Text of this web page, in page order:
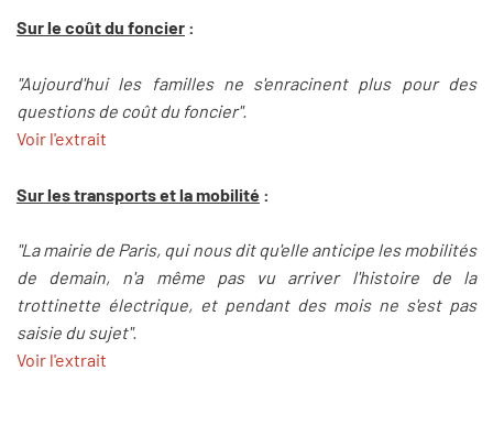
Sur le coût du foncier :
"Aujourd'hui les familles ne s'enracinent plus pour des
questions de coût du foncier".
Voir l'extrait
Sur les transports et la mobilité :
"La mairie de Paris, qui nous dit qu'elle anticipe les mobilités
de demain, n'a même pas vu arriver l'histoire de la
trottinette électrique, et pendant des mois ne s'est pas
saisie du sujet".
Voir l'extrait